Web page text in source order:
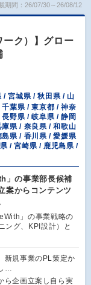
期間：26/07/30～26/08/12
ーク）】グロー
/ 宮城県 / 秋田県 / 山
葉県 / 東京都 / 神奈
野県 / 岐阜県 / 静岡
県 / 奈良県 / 和歌山
県 / 香川県 / 愛媛県
/ 宮崎県 / 鹿児島県 /
」の事業部長候補
案からコンテンツ
」の事業戦略の
ング、KPI設計）と
新規事業のPL策定か
…
ら企画立案し自ら実